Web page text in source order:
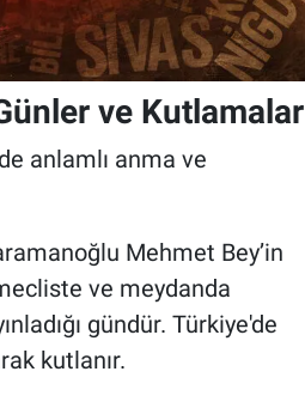
ve Kutlamalar
anlamlı anma ve
Mehmet Bey’in
ve meydanda
gündür. Türkiye'de
kutlanır.